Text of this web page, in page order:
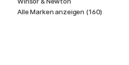
Alle Marken anzeigen (160)